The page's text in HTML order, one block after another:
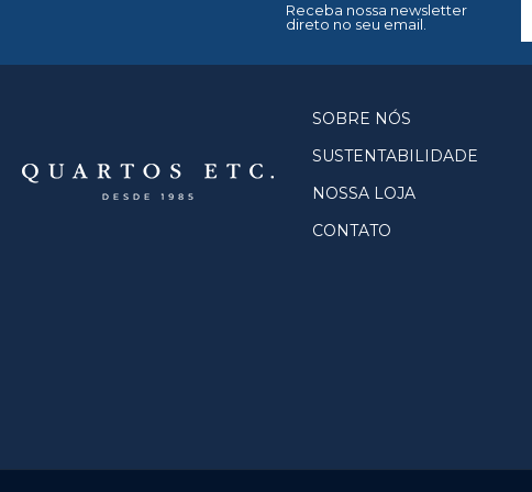
Receba nossa newsletter
direto no seu email.
SOBRE NÓS
SUSTENTABILIDADE
NOSSA LOJA
CONTATO